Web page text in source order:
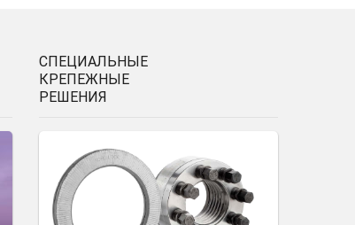
СПЕЦИАЛЬНЫЕ
КРЕПЕЖНЫЕ
РЕШЕНИЯ